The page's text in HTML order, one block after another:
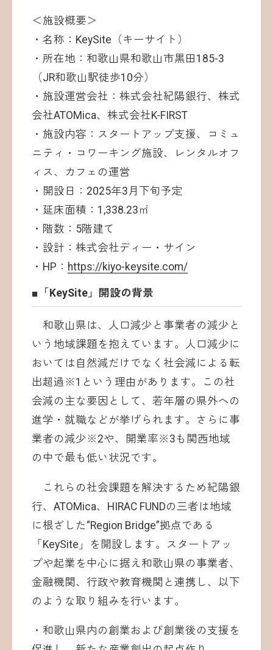
＜施設概要＞
・名称：KeySite（キーサイト）
・所在地：和歌山県和歌山市黒田185-3
（JR和歌山駅徒歩10分）
・施設運営会社：株式会社紀陽銀行、株式
会社ATOMica、株式会社K-FIRST
・施設内容：スタートアップ支援、コミュ
ニティ・コワーキング施設、レンタルオフ
ィス、カフェの運営
・開設日：2025年3月下旬予定
・延床面積：1,338.23㎡
・階数：5階建て
・設計：株式会社ディー・サイン
・HP： https://kiyo-keysite.com/
■「KeySite」開設の背景
和歌山県は、人口減少と事業者の減少と
いう地域課題を抱えています。人口減少に
おいては自然減だけでなく社会減による転
出超過※1という理由があります。この社
会減の主な要因として、若年層の県外への
進学・就職などが挙げられます。さらに事
業者の減少※2や、開業率※3も関西地域
の中で最も低い状況です。
これらの社会課題を解決するため紀陽銀
行、ATOMica、HIRAC FUNDの三者は地域
に根ざした“Region Bridge”拠点である
「KeySite」を開設します。スタートアッ
プや起業を中心に据え和歌山県の事業者、
金融機関、行政や教育機関と連携し、以下
のような取り組みを行います。
・和歌山県内の創業および創業後の支援を